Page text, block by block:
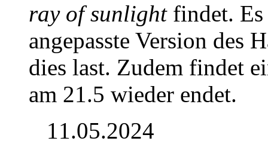
ray of sunlightfindet. Es
angepasste Version des
dies last. Zudem findet
am 21.5 wieder endet.
11.05.2024